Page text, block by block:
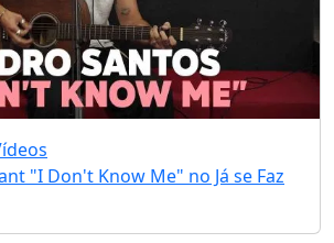
"I Don't Know Me" no Já se Faz